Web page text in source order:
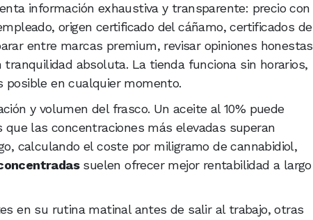
información exhaustiva y transparente: precio con
origen certificado del cáñamo, certificados de
entre marcas premium, revisar opiniones honestas
absoluta. La tienda funciona sin horarios,
posible en cualquier momento.
y volumen del frasco. Un aceite al 10% puede
las concentraciones más elevadas superan
calculando el coste por miligramo de cannabidiol,
suelen ofrecer mejor rentabilidad a largo
en su rutina matinal antes de salir al trabajo, otras